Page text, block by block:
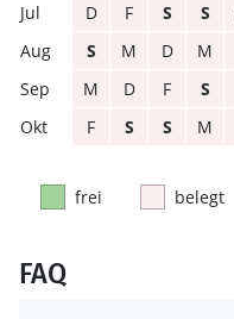
D
F S S
S
M D M
M
D F S
F
S S M
frei belegt
FAQ